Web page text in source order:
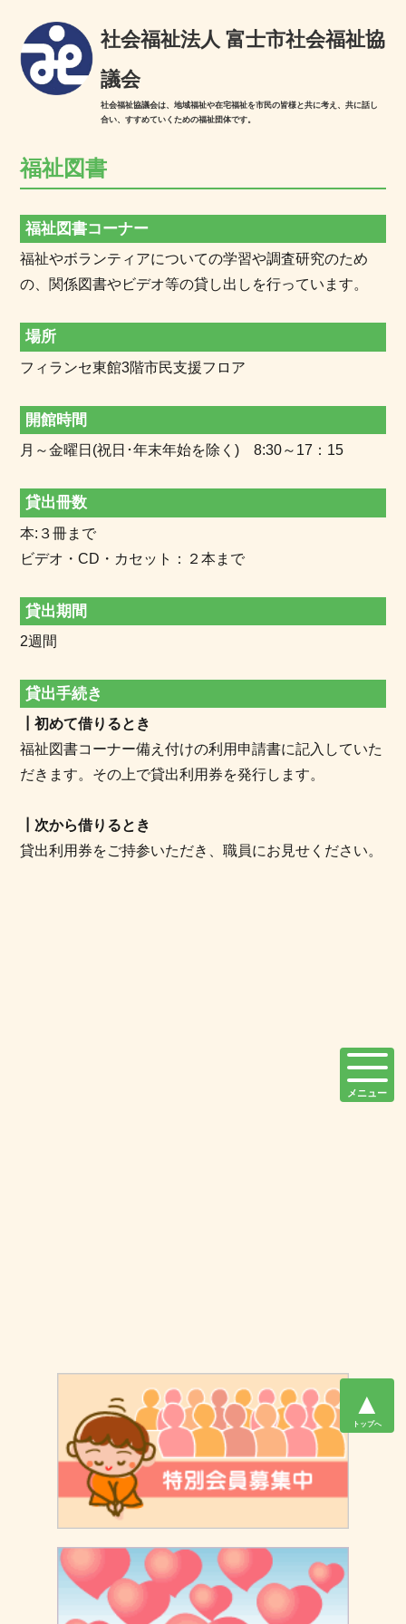
社会福祉法人 富士市社会福祉協
議会
社会福祉協議会は、地域福祉や在宅福祉を市民の皆様と共に考え、共に話し
合い、すすめていくための福祉団体です。
福祉図書
福祉図書コーナー
福祉やボランティアについての学習や調査研究のため
の、関係図書やビデオ等の貸し出しを行っています。
場所
フィランセ東館3階市民支援フロア
開館時間
月～金曜日(祝日･年末年始を除く) 8:30～17：15
貸出冊数
本:３冊まで
ビデオ・CD・カセット：２本まで
貸出期間
2週間
貸出手続き
┃初めて借りるとき
福祉図書コーナー備え付けの利用申請書に記入していた
だきます。その上で貸出利用券を発行します。
┃次から借りるとき
貸出利用券をご持参いただき、職員にお見せください。
メニュー
▲
トップへ